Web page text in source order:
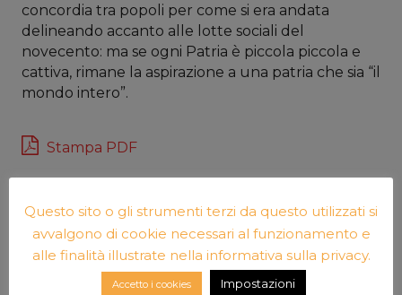
concordia tra popoli per come si era andata
delineando accanto alle lotte sociali del
novecento: ma se ogni Patria è piccola piccola e
cattiva, rimane la aspirazione a una patria che sia “il
mondo intero”.
Stampa PDF
Questo sito o gli strumenti terzi da questo utilizzati si
avvalgono di cookie necessari al funzionamento e
alle finalità illustrate nella informativa sulla privacy.
Accetto i cookies Impostazioni